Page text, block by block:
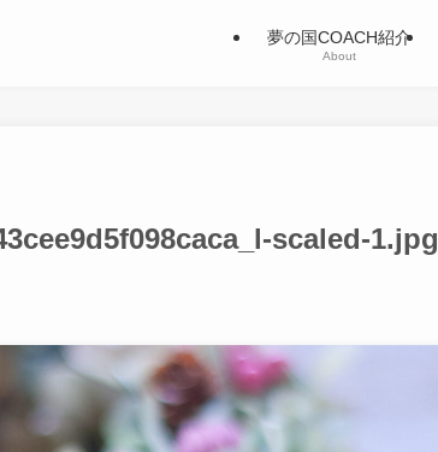
夢の国COACH紹介
About
scaled-1.jpg